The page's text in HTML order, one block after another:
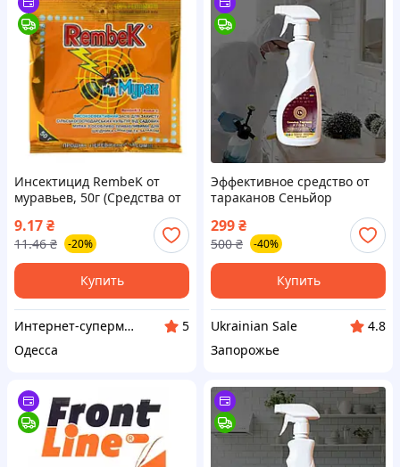
Инсектицид RembeK от
муравьев, 50г (Средства от
муравьев, тараканов, блох
и клопов)
9.17₴
11.46 ₴ -20%
Купить
Интернет-супермаркет Купа
5
Одесса
Эффективное средство от
тараканов Сеньйор
Тараканов Профи готовый
спрей с пульверизатором в
комплекте, 500 мл
299₴
500 ₴ -40%
Купить
Ukrainian Sale
4.8
Запорожье